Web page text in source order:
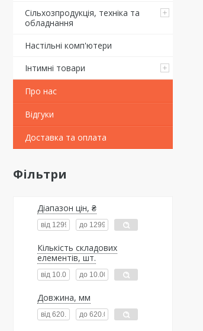
Сільхозпродукція, техніка та
обладнання
Настільні комп'ютери
Інтимні товари
Про нас
Відгуки
Доставка та оплата
Фільтри
Діапазон цін, ₴
Кількість складових
елементів, шт.
Довжина, мм